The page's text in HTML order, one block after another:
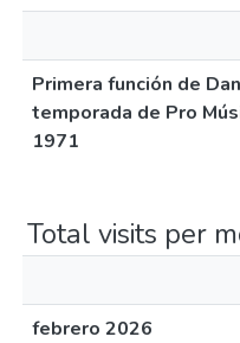
Primera función de
temporada de Pro
1971
Total visits per
febrero 2026